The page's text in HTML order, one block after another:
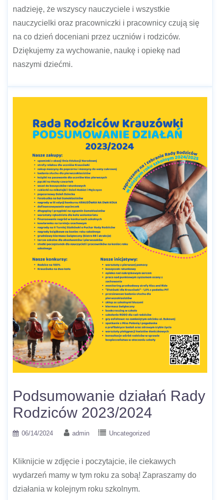
nadzieję, że wszyscy nauczyciele i wszystkie
nauczycielki oraz pracowniczki i pracownicy czują się
na co dzień doceniani przez uczniów i rodziców.
Dziękujemy za wychowanie, naukę i opiekę nad
naszymi dziećmi.
Podsumowanie działań Rady
Rodziców 2023/2024
06/14/2024 admin Uncategorized
Kliknijcie w zdjęcie i poczytajcie, ile ciekawych
wydarzeń mamy w tym roku za sobą! Zapraszamy do
działania w kolejnym roku szkolnym.